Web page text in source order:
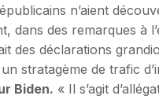
n’aient
dans des remarques à
des déclarations
stratagème de trafic
Biden. « Il s’agit